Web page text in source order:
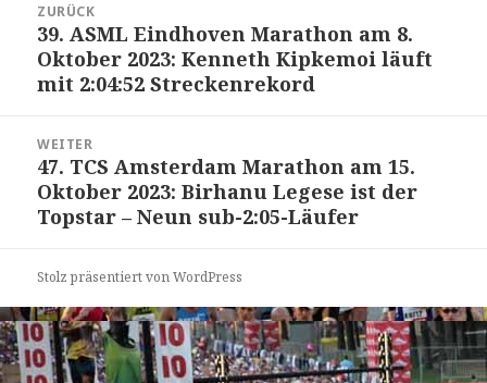
Navigation
ZURÜCK
Vorheriger
Beitrag:
39. ASML Eindhoven Marathon am 8.
Oktober 2023: Kenneth Kipkemoi läuft
mit 2:04:52 Streckenrekord
WEITER
Nächster
Beitrag:
47. TCS Amsterdam Marathon am 15.
Oktober 2023: Birhanu Legese ist der
Topstar – Neun sub-2:05-Läufer
Stolz präsentiert von WordPress